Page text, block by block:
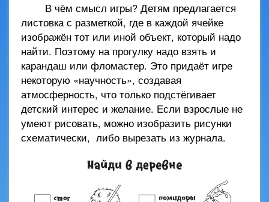
В чём смысл игры? Детям предлагается
листовка с разметкой, где в каждой ячейке
изображён тот или иной объект, который надо
найти. Поэтому на прогулку надо взять и
карандаш или фломастер. Это придаёт игре
некоторую «научность», создавая
атмосферность, что только подстёгивает
детский интерес и желание. Если взрослые не
умеют рисовать, можно изобразить рисунки
схематически, либо вырезать из журнала.